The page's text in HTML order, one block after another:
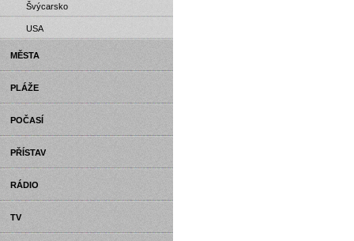
Švýcarsko
USA
MĚSTA
PLÁŽE
POČASÍ
PŘÍSTAV
RÁDIO
TV